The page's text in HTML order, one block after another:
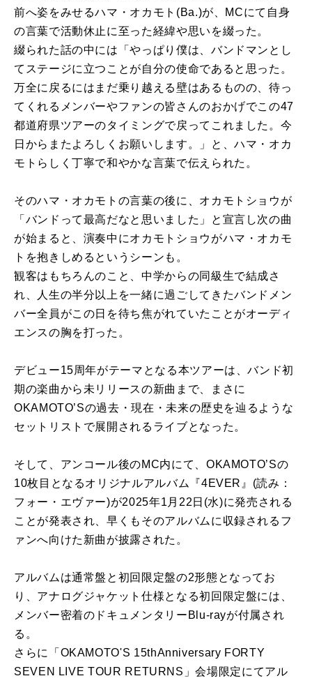
前へ姿をみせるハマ・オカモト(Ba.)が、MCにて自身
の言葉で活動休止に至った経緯や思いを綴った。
綴られた話の中には「やっぱり僕は、バンドマンとし
てステージに立つことが自分の使命であると思った。
万全に戻るにはまだ乗り越える壁はあるものの、待っ
てくれるメンバーやファンの皆さんのおかげでこの47
都道府県ツアーのタイミングで戻ってこれました。今
日からまたよろしくお願いします。」と、ハマ・オカ
モトらしく丁寧で和やかな言葉で伝えられた。
そのハマ・オカモトの言葉の後に、オカモトショウが
「バンドって最高だなと思いました」と宣言し次の曲
が始まると、演奏中にオカモトショウがハマ・オカモ
トを抱きしめるというシーンも。
観客はもちろんのこと、中学からの同級生で結成さ
れ、人生の半分以上を一緒に過ごしてきたバンドメン
バー全員がこの日を待ち焦がれていたことがオーディ
エンスの胸を打った。
デビュー15周年がテーマとなる本ツアーは、バンド初
期の楽曲から未リリースの新曲まで、まさに
OKAMOTO’Sの過去・現在・未来の歴史を辿るような
セットリストで展開されるライブとなった。
そして、アンコール後のMC内にて、OKAMOTO’Sの
10枚目となるオリジナルアルバム『4EVER』(読み：
フォー・エヴァー)が2025年1月22日(水)に発売される
ことが発表され、早くもそのアルバムに収録されるフ
ァンへ向けた新曲が披露された。
アルバムは通常盤と初回限定盤の2形態となってお
り、アナログジャケット仕様となる初回限定盤には、
メンバー密着のドキュメンタリーBlu-rayが付属され
る。
さらに「OKAMOTO'S 15thAnniversary FORTY
SEVEN LIVE TOUR RETURNS」会場限定にてアル